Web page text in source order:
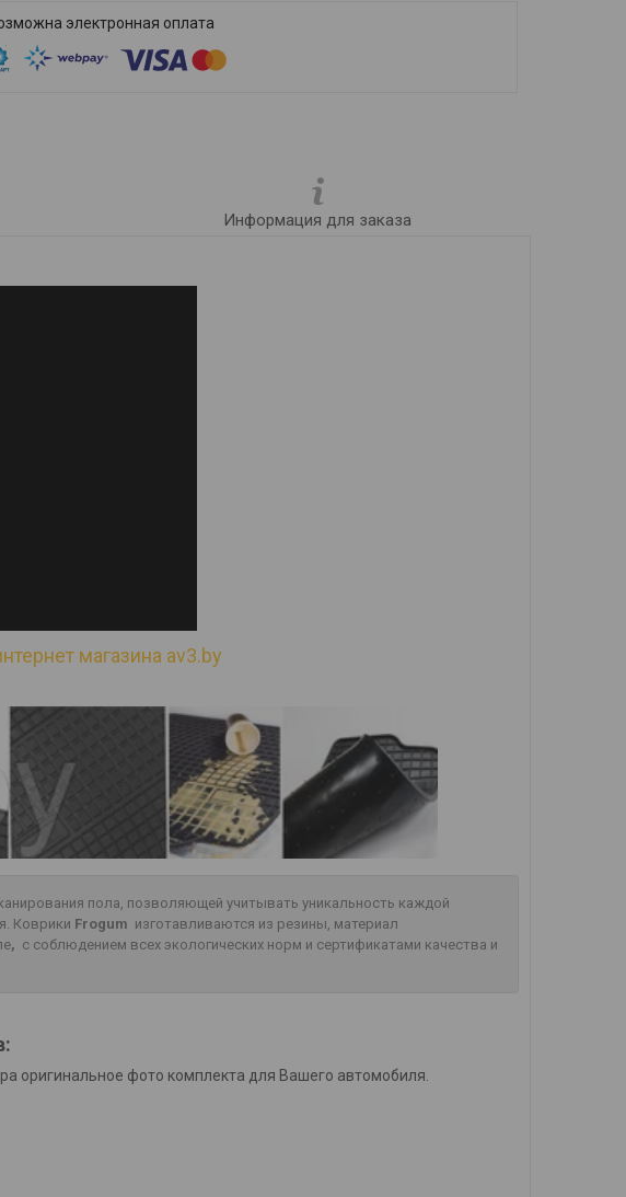
Информация для заказа
магазина av3.by
пола, позволяющей учитывать уникальность каждой
Коврики Frogum изготавливаются из резины, материал
, с соблюдением всех экологических норм и сертификатами качества и
оригинальное фото комплекта для Вашего автомобиля.